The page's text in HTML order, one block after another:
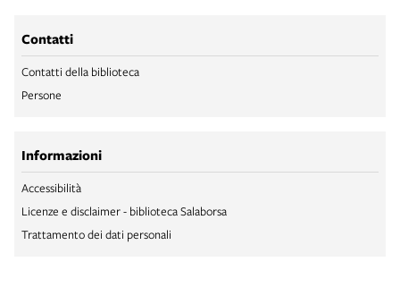
Contatti
Contatti della biblioteca
Persone
Informazioni
Accessibilità
Licenze e disclaimer - biblioteca Salaborsa
Trattamento dei dati personali